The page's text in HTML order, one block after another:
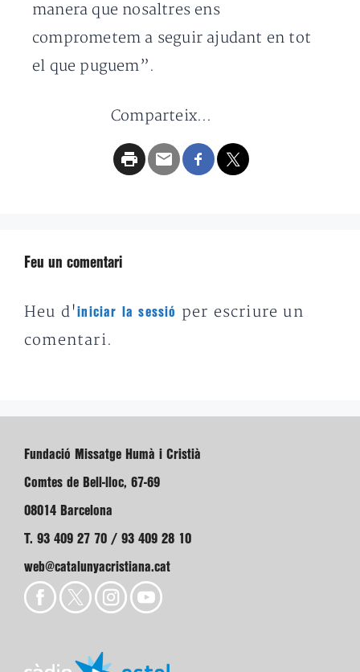
manera que nosaltres ens
comprometem a seguir ajudant en tot
el que puguem”.
Comparteix...
Feu un comentari
Heu d'iniciar la sessió
per escriure un
comentari.
Fundació Missatge Humà i Cristià
Comtes de Bell-lloc, 67-69
08014 Barcelona
T. 93 409 27 70 / 93 409 28 10
web@catalunyacristiana.cat